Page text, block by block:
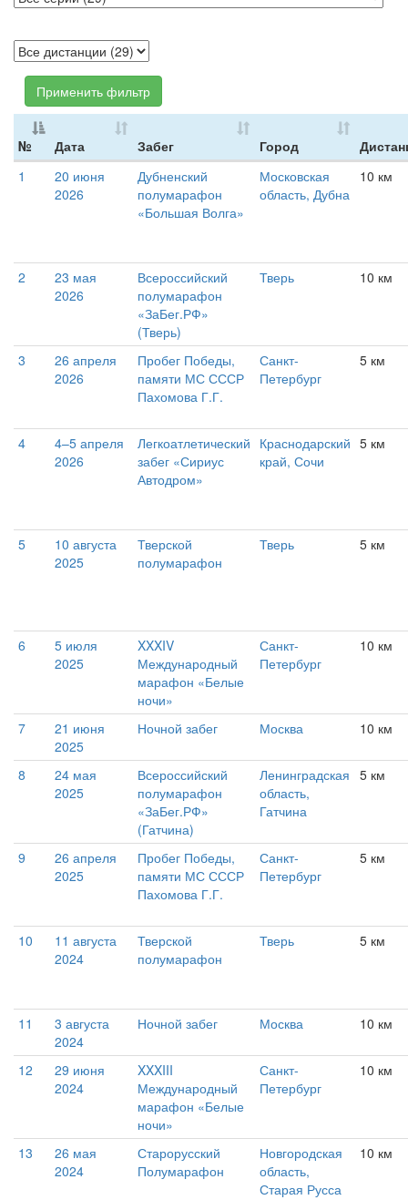
Применить фильтр
№ Дата Забег Город
1
20 июня
2026
Дубненский
полумарафон
«Большая Волга»
Московская
область, Дубна
10 км
2
23 мая
2026
Всероссийский
полумарафон
«ЗаБег.РФ»
(Тверь)
Тверь 10 км
3
26 апреля
2026
Пробег Победы,
памяти МС СССР
Пахомова Г.Г.
Санкт-
Петербург
5 км
4
4–5 апреля
2026
Легкоатлетический
забег «Сириус
Автодром»
Краснодарский
край, Сочи
5 км
5
10 августа
2025
Тверской
полумарафон
Тверь 5 км
6
5 июля
2025
XXXIV
Международный
марафон «Белые
ночи»
Санкт-
Петербург
10 км
7
21 июня
2025
Ночной забег Москва 10 км
8
24 мая
2025
Всероссийский
полумарафон
«ЗаБег.РФ»
(Гатчина)
Ленинградская
область,
Гатчина
5 км
9
26 апреля
2025
Пробег Победы,
памяти МС СССР
Пахомова Г.Г.
Санкт-
Петербург
5 км
10
11 августа
2024
Тверской
полумарафон
Тверь 5 км
11
3 августа
2024
Ночной забег Москва 10 км
12
29 июня
2024
XXXIII
Международный
марафон «Белые
ночи»
Санкт-
Петербург
10 км
13
26 мая
2024
Старорусский
Полумарафон
Новгородская
область,
Старая Русса
10 км